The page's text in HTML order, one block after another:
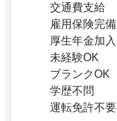
交通費支給
雇用保険完備
厚生年金加入
未経験OK
ブランクOK
学歴不問
運転免許不要